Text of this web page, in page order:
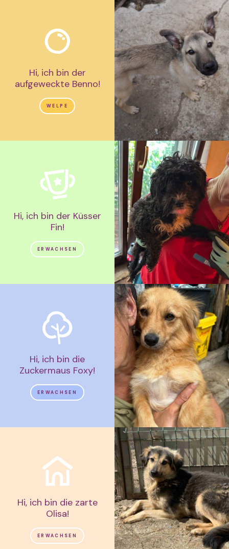
Hi, ich bin der
aufgeweckte Benno!
WELPE
Hi, ich bin der Küsser
Fin!
ERWACHSEN
Hi, ich bin die
Zuckermaus Foxy!
ERWACHSEN
Hi, ich bin die zarte
Olisa!
ERWACHSEN